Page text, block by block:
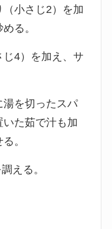
小さじ2）を加
る。
4）を加え、サ
湯を切ったスパ
た茹で汁も加
。
える。